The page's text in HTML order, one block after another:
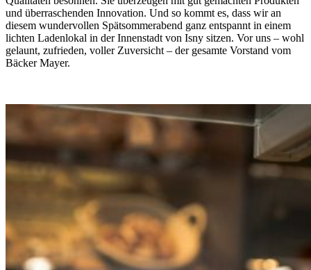
und überraschenden Innovation. Und so kommt es, dass wir an
diesem wundervollen Spätsommerabend ganz entspannt in einem
lichten Ladenlokal in der Innenstadt von Isny sitzen. Vor uns – wohl
gelaunt, zufrieden, voller Zuversicht – der gesamte Vorstand vom
Bäcker Mayer.